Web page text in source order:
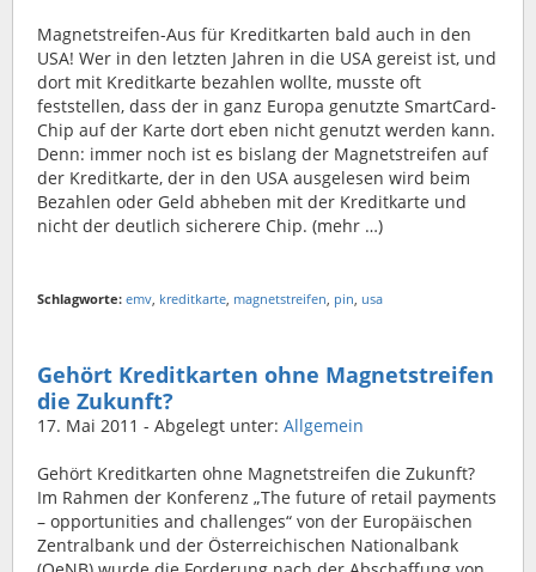
Magnetstreifen-Aus für Kreditkarten bald auch in den
USA! Wer in den letzten Jahren in die USA gereist ist, und
dort mit Kreditkarte bezahlen wollte, musste oft
feststellen, dass der in ganz Europa genutzte SmartCard-
Chip auf der Karte dort eben nicht genutzt werden kann.
Denn: immer noch ist es bislang der Magnetstreifen auf
der Kreditkarte, der in den USA ausgelesen wird beim
Bezahlen oder Geld abheben mit der Kreditkarte und
nicht der deutlich sicherere Chip. (mehr …)
Schlagworte: emv, kreditkarte, magnetstreifen, pin, usa
Gehört Kreditkarten ohne Magnetstreifen
die Zukunft?
17. Mai 2011 - Abgelegt unter: Allgemein
Gehört Kreditkarten ohne Magnetstreifen die Zukunft?
Im Rahmen der Konferenz „The future of retail payments
– opportunities and challenges“ von der Europäischen
Zentralbank und der Österreichischen Nationalbank